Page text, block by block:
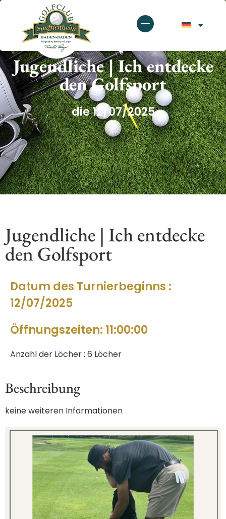
GOLFCLUB SOUFFLENHEIM
Jugendliche | Ich entdecke
den Golfsport
die 12/07/2025
Jugendliche | Ich entdecke
den Golfsport
Datum des Turnierbeginns :
12/07/2025
Öffnungszeiten: 11:00:00
Anzahl der Löcher : 6 Löcher
Beschreibung
keine weiteren Informationen